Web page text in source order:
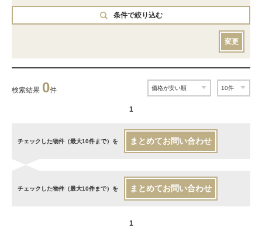
条件で絞り込む
変更
検索結果 0件
1
チェックした物件（最大10件まで）を まとめてお問い合わせ
チェックした物件（最大10件まで）を まとめてお問い合わせ
1